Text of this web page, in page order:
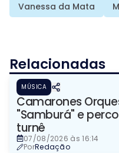
Vanessa da Mata
Relacionadas
MÚSICA
Camarones
"Samburá" e
turnê
07/08/2026 às 16:14
PorRedação